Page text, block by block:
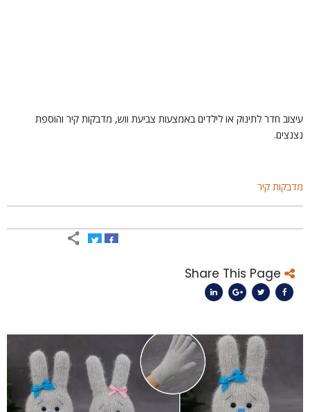
חדר לתינוק או לילדים באמצעות צביעת ווש, מדבקות קיר והוספת
קיר
Share This Page